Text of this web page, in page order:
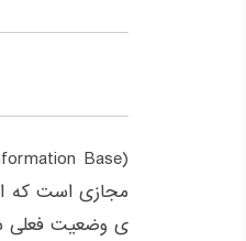
مجازی است که
ی وضعیت فعلی